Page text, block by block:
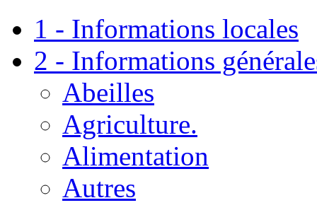
1 - Informations locales
2 - Informations
Abeilles
Agriculture.
Alimentation
Autres